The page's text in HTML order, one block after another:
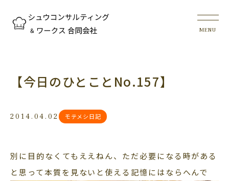
【今日のひとことNo.157】
2014.04.02 モテメシ日記
別に目的なくてもええねん、ただ必要になる時がある
と思って本質を見ないと使える記憶にはならへんで